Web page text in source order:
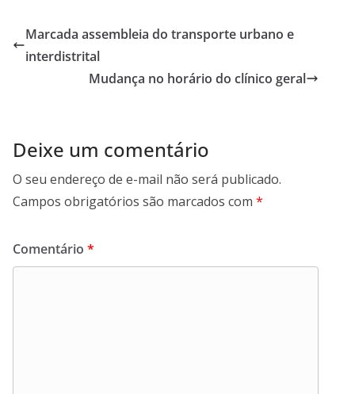
b
o
er e
Marcada assembleia do transporte urbano e
interdistrital
Mudança no horário do clínico geral
Deixe um comentário
O seu endereço de e-mail não será publicado.
Campos obrigatórios são marcados com *
Comentário *